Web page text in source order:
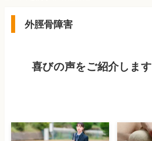
外脛骨障害
喜びの声をご紹介します